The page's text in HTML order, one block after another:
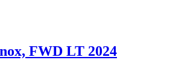
FWD LT 2024